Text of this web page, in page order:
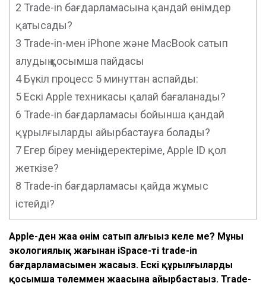
2 Trade-in бағдарламасына қандай өнімдер
қатысады?
3 Trade-in-мен iPhone және MacBook сатып
алудың қосымша пайдасы
4Бүкіл процесс 5 минуттан аспайды:
5 Ескі Apple техникасы қалай бағаланады?
6 Trade-in бағдарламасы бойынша қандай
құрылғыларды айырбастауға болады?
7 Егер біреу менің деректеріме, Apple ID қол
жеткізе?
8 Trade-in бағдарламасы қайда жұмыс
істейді?
Apple-ден жаңа өнім сатып алғыңыз келе ме? Мұны
экологиялық жағынан iSpace-тің trade-in
бағдарламасымен жасаңыз. Ескі құрылғыларды
қосымша төлеммен жаңасына айырбастаңыз. Trade-